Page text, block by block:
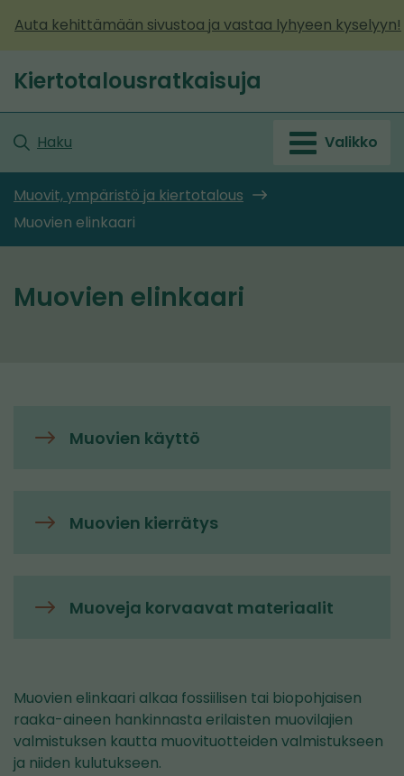
sisältöön
Auta kehittämään sivustoa ja vastaa lyhyeen kyselyyn!
Etusivu
Kiertotalousratkaisuja
Haku Valikko
Muovit, ympäristö ja kiertotalous
Muovien elinkaari
Muovien elinkaari
Muovien käyttö
Muovien kierrätys
Muoveja korvaavat materiaalit
Muovien elinkaari alkaa fossiilisen tai biopohjaisen
raaka-aineen hankinnasta erilaisten muovilajien
valmistuksen kautta muovituotteiden valmistukseen
ja niiden kulutukseen.